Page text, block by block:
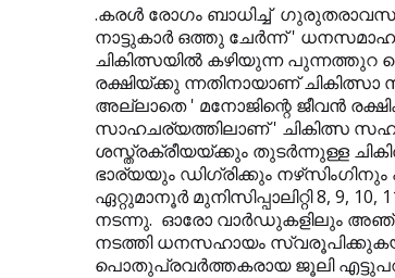
.കരള്‍ രോഗം ബാധിച്ച്
നാട്ടുകാർ ഒത്തു ചേർന്ന് '
ചികിത്സയിൽ കഴിയുന്ന പുന്നത്തുറ
രക്ഷിയ്ക്കു ന്നതിനായാണ്
അല്ലാതെ ' മനോജിന്റെ ജീവൻ
സാഹചര്യത്തിലാണ് ' ചികിത്സ
ശസ്ത്രക്രീയയ്ക്കും തുടര്‍ന്നുള്ള
ഭാര്യയും ഡിഗ്രിക്കും
ഏറ്റുമാനൂര്‍ മുനിസിപ്പാലിറ്റി 8,
നടന്നു. ഓരോ വാർഡുകളിലും
നടത്തി ധനസഹായം
പൊതുപ്രവർത്തകരായ ജൂലി